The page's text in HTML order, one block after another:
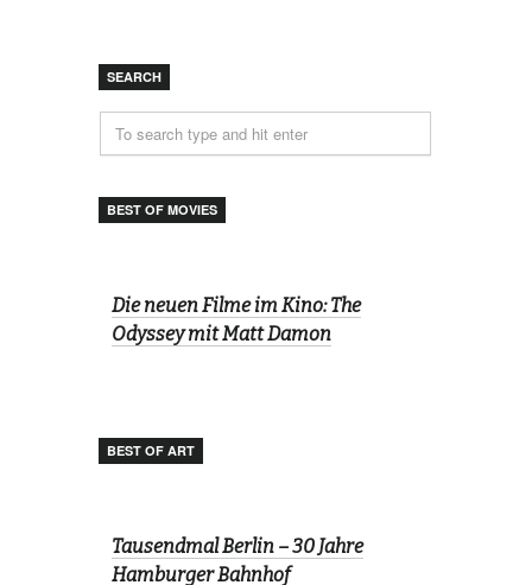
SEARCH
BEST OF MOVIES
Die neuen Filme im Kino: The
Odyssey mit Matt Damon
BEST OF ART
Tausendmal Berlin – 30 Jahre
Hamburger Bahnhof